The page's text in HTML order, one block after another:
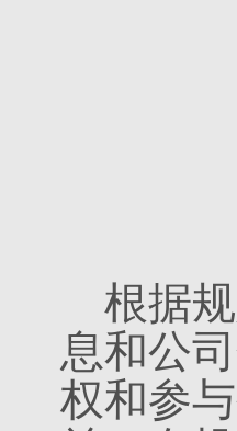
（来
根据
息和公
权和参